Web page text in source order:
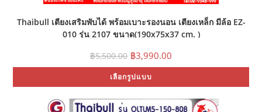
Thaibull เตียงเสริมพับได้ พร้อมเบาะรองนอน เตียงเหล็ก มีล้อ EZ-
010 รุ่น 2107 ขนาด(190x75x37 cm. )
฿5,500.00 Original
price
was:
฿5,500.00.
฿3,990.00
price
฿3,990.00.
เลือกรูปแบบ
has